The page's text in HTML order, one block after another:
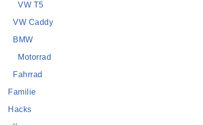
VW T5
VW Caddy
BMW
Motorrad
Fahrrad
Familie
Hacks